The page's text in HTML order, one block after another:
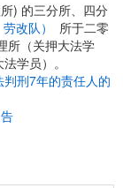
改队）
) 的三分所、四分
所于二零
所（关押大法学
学员）。
刑7年的责任人的